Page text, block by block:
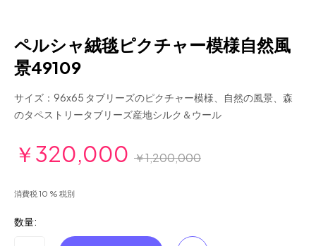
ペルシャ絨毯ピクチャー模様自然風
景49109
サイズ：96x65 タブリーズのピクチャー模様、自然の風景、森
のタペストリータブリーズ産地シルク＆ウール
￥320,000 ￥1,200,000
消費税 10 % 税別
数量: